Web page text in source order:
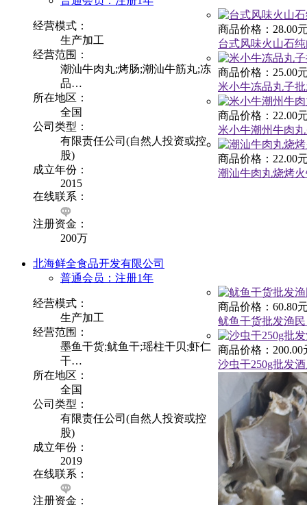
经营模式：
生产加工
经营范围：
潮汕牛肉丸;烤肠;潮汕牛筋丸;冻
品…
所在地区：
全国
公司类型：
有限责任公司(自然人投资或控
股)
成立年份：
2015
在线联系：
注册资金：
200万
商品价格：28.00
台式风味火山石
商品价格：25.00
米小牛冻品丸子
商品价格：22.00
米小牛潮州牛肉
商品价格：22.00
潮汕牛肉丸烧烤
北海鲜全食品开发有限公司
普通会员：注册1年
经营模式：
生产加工
经营范围：
墨鱼干货;鱿鱼干;瑶柱干贝;虾仁
干…
所在地区：
全国
公司类型：
有限责任公司(自然人投资或控
股)
成立年份：
2019
在线联系：
注册资金：
商品价格：60.80
鱿鱼干货批发渔
商品价格：200.00
沙虫干250g批发